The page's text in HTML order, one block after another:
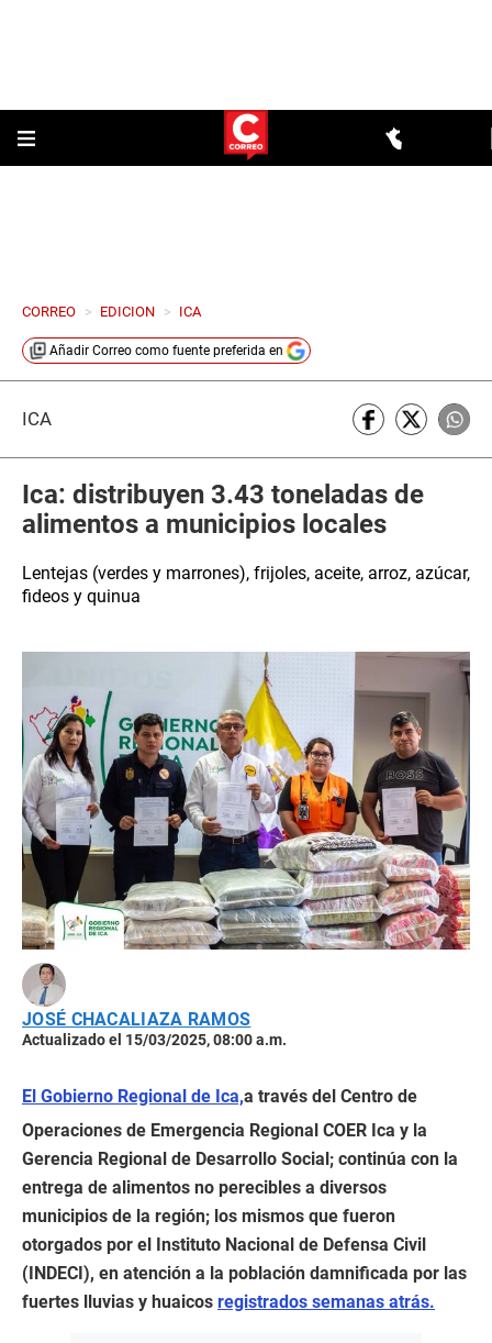
CORREO > EDICION > ICA
Añadir Correo como fuente preferida en
ICA
Ica: distribuyen 3.43 toneladas de
alimentos a municipios locales
Lentejas (verdes y marrones), frijoles, aceite, arroz, azúcar,
fideos y quinua
JOSÉ CHACALIAZA RAMOS
Actualizado el 15/03/2025, 08:00 a.m.
El Gobierno Regional de Ica,a través del Centro de
Operaciones de Emergencia Regional COER Ica y la
Gerencia Regional de Desarrollo Social; continúa con la
entrega de alimentos no perecibles a diversos
municipios de la región; los mismos que fueron
otorgados por el Instituto Nacional de Defensa Civil
(INDECI), en atención a la población damnificada por las
fuertes lluvias y huaicos registrados semanas atrás.